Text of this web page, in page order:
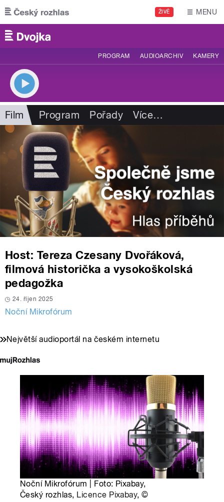
Přejít k hlavnímu obsahu
ŽIVĚ MENU
PROGRAM AUDIOARCHIV KAMERY
Film Program Pořady Více…
Host: Tereza Czesany Dvořáková,
filmová historička a vysokoškolská
pedagožka
24. říjen 2025
Noční Mikrofórum
Největší audioportál na českém internetu
Noční Mikrofórum | Foto: Pixabay,
Český rozhlas, Licence Pixabay,©